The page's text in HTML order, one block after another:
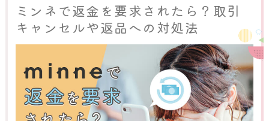
ミンネで返金を要求されたら？取引
キャンセルや返品への対処法